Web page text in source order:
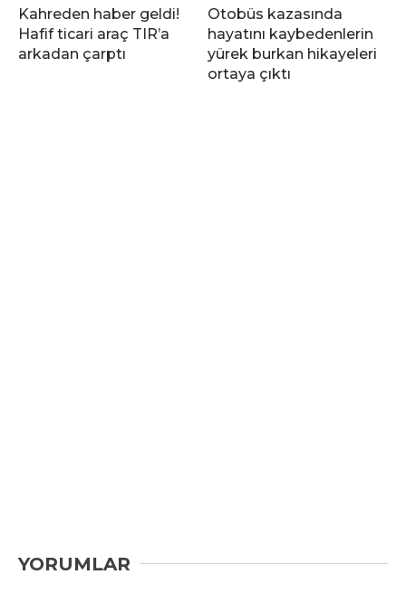
Kahreden haber geldi!
Hafif ticari araç TIR’a
arkadan çarptı
Otobüs kazasında
hayatını kaybedenlerin
yürek burkan hikayeleri
ortaya çıktı
YORUMLAR